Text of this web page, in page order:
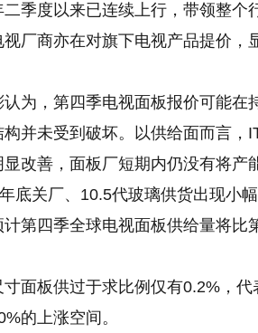
季度以来已连续上行，带领整个
厂商亦在对旗下电视产品提价，
为，第四季电视面板报价可能在
并未受到破坏。以供给面而言，
改善，面板厂短期内仍没有将产
底关厂、10.5代玻璃供货出现小
第四季全球电视面板供给量将比
面板供过于求比例仅有0.2%，代
的上涨空间。